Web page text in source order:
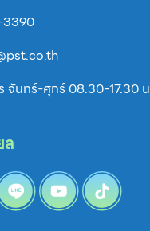
ร จันทร์-ศุกร์ 08.30-17.30 น
ล